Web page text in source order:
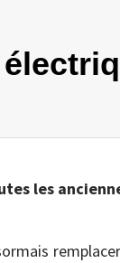
les